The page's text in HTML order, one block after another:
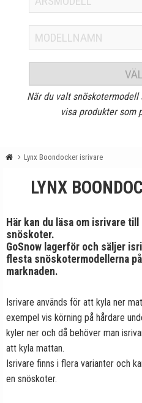
När du valt
visa produkter som
Lynx Boondocker isrivare
LYNX
Här kan du läsa om isrivare
snöskoter.
GoSnow lagerför och säljer
flesta snöskotermodellerna
marknaden.
Isrivare används för att kyla ner
exempel vis körning på hårdare
kyler ner och då behöver man
att kyla mattan.
Isrivare finns i flera varianter och
en snöskoter.